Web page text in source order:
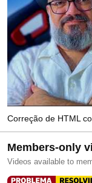
Correção de HTML
Members-only
Videos available to